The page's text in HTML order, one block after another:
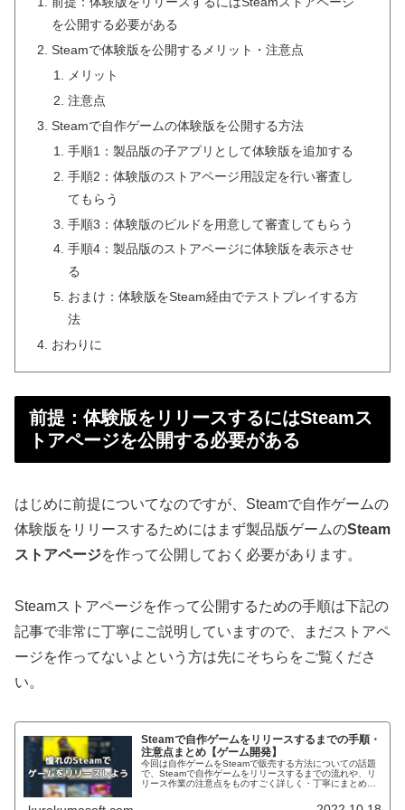
を公開する必要がある
Steamで体験版を公開するメリット・注意点
メリット
注意点
Steamで自作ゲームの体験版を公開する方法
手順1：製品版の子アプリとして体験版を追加する
手順2：体験版のストアページ用設定を行い審査し
てもらう
手順3：体験版のビルドを用意して審査してもらう
手順4：製品版のストアページに体験版を表示させ
る
おまけ：体験版をSteam経由でテストプレイする方
法
おわりに
前提：体験版をリリースするにはSteamス
トアページを公開する必要がある
はじめに前提についてなのですが、Steamで自作ゲームの
体験版をリリースするためにはまず製品版ゲームのSteam
ストアページを作って公開しておく必要があります。
Steamストアページを作って公開するための手順は下記の
記事で非常に丁寧にご説明していますので、まだストアペ
ージを作ってないよという方は先にそちらをご覧くださ
い。
Steamで自作ゲームをリリースするまでの手順・
注意点まとめ【ゲーム開発】
今回は自作ゲームをSteamで販売する方法についての話題
で、Steamで自作ゲームをリリースするまでの流れや、リ
リース作業の注意点をものすごく詳しく・丁寧にまとめて